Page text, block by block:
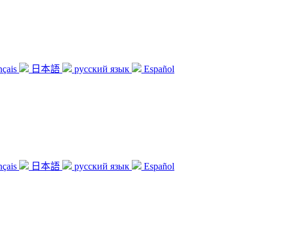
日本語 русский язык Español
日本語 русский язык
Español